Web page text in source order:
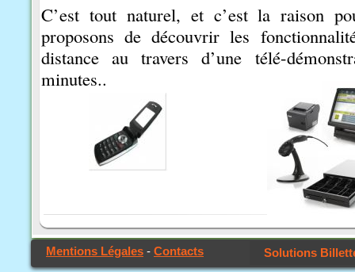
C’est tout naturel, et c’est la raison
proposons de découvrir les
distance au travers d’une télé-
minutes..
Vous devez simplement disposer
connexion internet.
Alors…. n’hésitez pas, appelez nous au
Solutions
Mentions Légales - Contacts